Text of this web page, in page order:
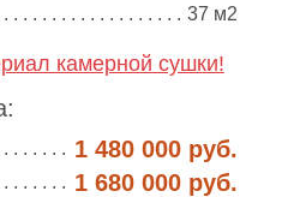
37 м2
камерной сушки!
1 480 000 руб.
1 680 000 руб.